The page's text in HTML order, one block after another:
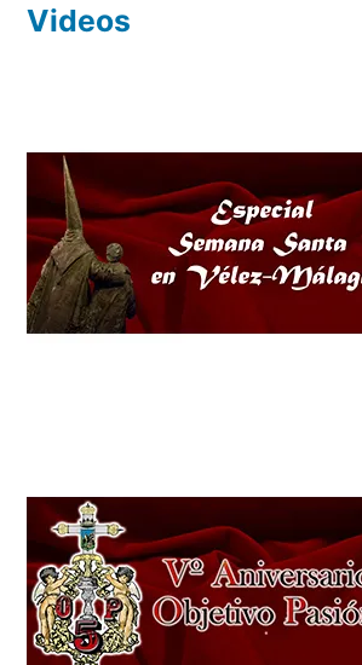
Videos